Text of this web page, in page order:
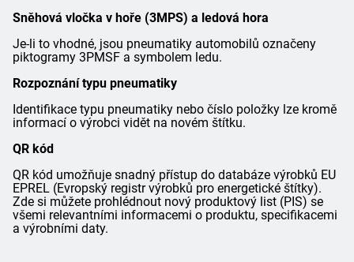
Sněhová vločka v hoře (3MPS) a ledová hora
Je-li to vhodné, jsou pneumatiky automobilů označeny
piktogramy 3PMSF a symbolem ledu.
Rozpoznání typu pneumatiky
Identifikace typu pneumatiky nebo číslo položky lze kromě
informací o výrobci vidět na novém štítku.
QR kód
QR kód umožňuje snadný přístup do databáze výrobků EU
EPREL (Evropský registr výrobků pro energetické štítky).
Zde si můžete prohlédnout nový produktový list (PIS) se
všemi relevantními informacemi o produktu, specifikacemi
a výrobními daty.